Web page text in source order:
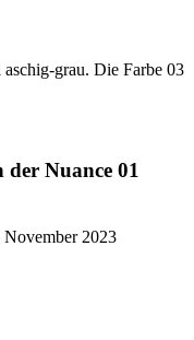
grau. Die Farbe 03
Nuance 01
2023